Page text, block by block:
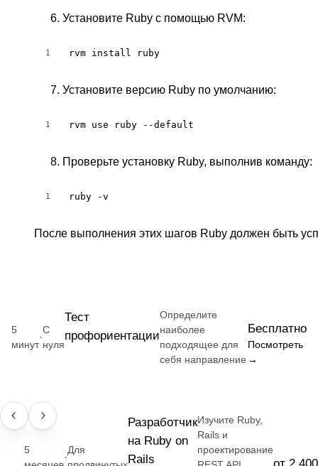
Установите Ruby с помощью RVM:
1 rvm install ruby
Установите версию Ruby по умолчанию:
1 rvm use ruby --default
Проверьте установку Ruby, выполнив команду:
1 ruby -v
После выполнения этих шагов Ruby должен быть
5
минут
·
С
нуля
Тест
профориентации
Определите
наиболее
подходящее для
себя направление
Бесплатно
Посмотреть
→
ПРОФЕССИЯ
5
·
Для
Разработчик
на Ruby on
Rails
Изучите Ruby,
Rails и
проектирование